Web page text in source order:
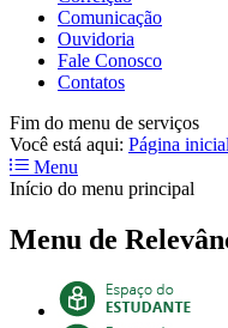
Comunicação
Ouvidoria
Fale Conosco
Contatos
Fim do menu de serviços
Você está aqui: Página inicial
Menu
Início do menu principal
Menu de